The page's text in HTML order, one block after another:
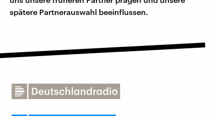
spätere Partnerauswahl beeinflussen.